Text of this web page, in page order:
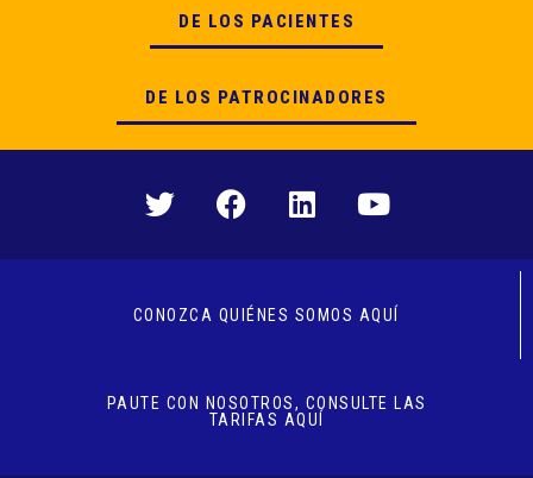
DE LOS PACIENTES
DE LOS PATROCINADORES
CONOZCA QUIÉNES SOMOS AQUÍ
PAUTE CON NOSOTROS, CONSULTE LAS
TARIFAS AQUÍ